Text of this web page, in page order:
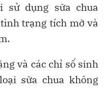
sử dụng sữa chua
trạng tích mỡ và
và các chỉ số sinh
sữa chua không